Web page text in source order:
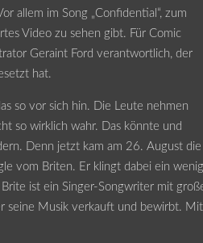
allem im Song „Confidential“, zum
Video zu sehen gibt. Für Comic
Geraint Ford verantwortlich, der
hat.
so vor sich hin. Die Leute nehmen
so wirklich wahr. Das könnte und
Denn jetzt kam am 26. August
vom Briten. Er klingt dabei ein
ist ein Singer-Songwriter mit
seine Musik verkauft und bewirbt.